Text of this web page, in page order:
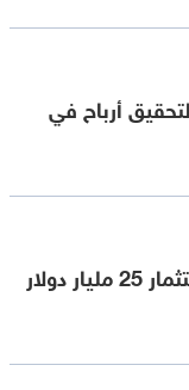
أرباح في
رويترز: بي.بي تعتزم استثمار 25 مليار دولار